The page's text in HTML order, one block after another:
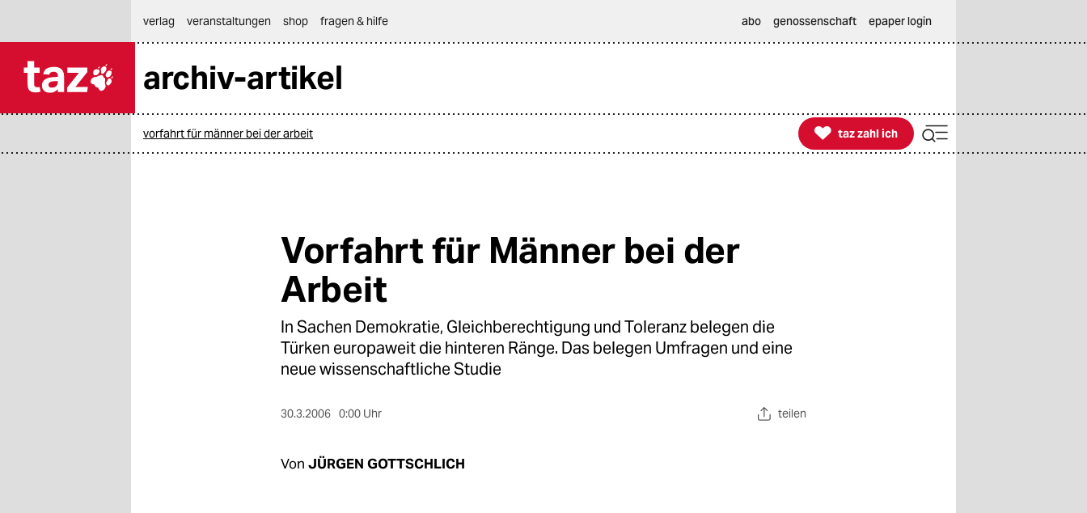
themen
verlag
veranstaltungen shop fragen & hilfe abo genossenschaft epaper login
archiv-artikel
vorfahrt für männer bei der arbeit 
taz zahl ich
taz zahl ich
Vorfahrt für Männer bei der
Arbeit
In Sachen Demokratie, Gleichberechtigung und Toleranz belegen die
Türken europaweit die hinteren Ränge. Das belegen Umfragen und eine
neue wissenschaftliche Studie
30.3.2006 0:00 Uhr teilen
Von JÜRGEN GOTTSCHLICH